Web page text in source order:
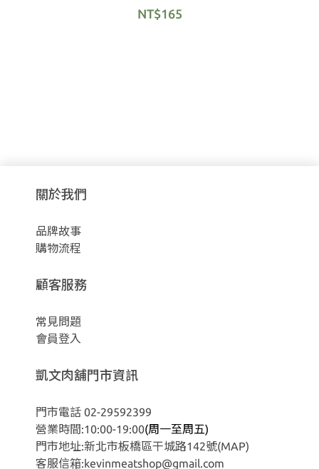
NT$165
關於我們
品牌故事
購物流程
顧客服務
常見問題
會員登入
凱文肉舖門市資訊
門市電話 02-29592399
營業時間:10:00-19:00(周一至周五)
門市地址:新北市板橋區干城路142號(MAP)
客服信箱:kevinmeatshop@gmail.com